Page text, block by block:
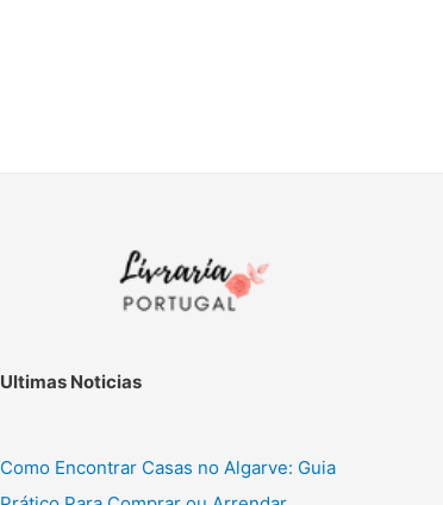
Ultimas Noticias
Como Encontrar Casas no Algarve: Guia